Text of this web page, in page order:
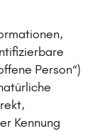
Person“)
Kennung